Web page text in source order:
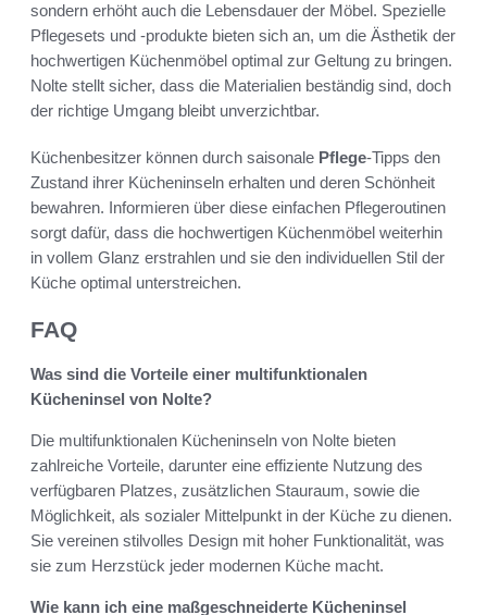
sondern erhöht auch die Lebensdauer der Möbel. Spezielle
Pflegesets und -produkte bieten sich an, um die Ästhetik der
hochwertigen Küchenmöbel optimal zur Geltung zu bringen.
Nolte stellt sicher, dass die Materialien beständig sind, doch
der richtige Umgang bleibt unverzichtbar.
Küchenbesitzer können durch saisonale Pflege-Tipps den
Zustand ihrer Kücheninseln erhalten und deren Schönheit
bewahren. Informieren über diese einfachen Pflegeroutinen
sorgt dafür, dass die hochwertigen Küchenmöbel weiterhin
in vollem Glanz erstrahlen und sie den individuellen Stil der
Küche optimal unterstreichen.
FAQ
Was sind die Vorteile einer multifunktionalen
Kücheninsel von Nolte?
Die multifunktionalen Kücheninseln von Nolte bieten
zahlreiche Vorteile, darunter eine effiziente Nutzung des
verfügbaren Platzes, zusätzlichen Stauraum, sowie die
Möglichkeit, als sozialer Mittelpunkt in der Küche zu dienen.
Sie vereinen stilvolles Design mit hoher Funktionalität, was
sie zum Herzstück jeder modernen Küche macht.
Wie kann ich eine maßgeschneiderte Kücheninsel